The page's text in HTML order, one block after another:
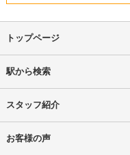
トップページ
駅から検索
スタッフ紹介
お客様の声